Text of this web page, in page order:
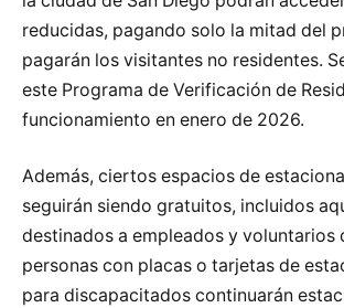
reducidas, pagando solo la mitad del
pagarán los visitantes no residentes.
este Programa de Verificación de
funcionamiento en enero de 2026.
Además, ciertos espacios de
seguirán siendo gratuitos, incluidos
destinados a empleados y voluntarios
personas con placas o tarjetas de
para discapacitados continuarán